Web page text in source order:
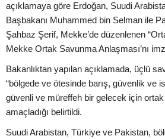
açıklamaya göre Erdoğan, Suudi
Başbakanı Muhammed bin Selman ile
Şahbaz Şerif, Mekke’de düzenlenen
Mekke Ortak Savunma Anlaşması’nı
Bakanlıktan yapılan açıklamada, üçlü
“bölgede ve ötesinde barış, güvenlik ve
güvenli ve müreffeh bir gelecek için
amaçladığı belirtildi.
Suudi Arabistan, Türkiye ve Pakistan,